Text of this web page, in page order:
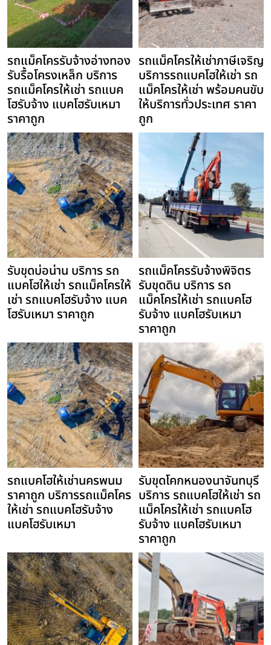
รถแม็คโครรับจ้างอ่างทอง
รับรื้อโครงเหล็ก บริการ
รถแม็คโครให้เช่า รถแบค
โฮรับจ้าง แบคโฮรับเหมา
ราคาถูก
รถแม็คโครให้เช่าภาษีเจริญ
บริการรถแบคโฮให้เช่า รถ
แม็คโครให้เช่า พร้อมคนขับ
ให้บริการทั่วประเทศ ราคา
ถูก
รับขุดบ่อน่าน บริการ รถ
แบคโฮให้เช่า รถแม็คโครให้
เช่า รถแบคโฮรับจ้าง แบค
โฮรับเหมา ราคาถูก
รถแม็คโครรับจ้างพิจิตร
รับขุดดิน บริการ รถ
แม็คโครให้เช่า รถแบคโฮ
รับจ้าง แบคโฮรับเหมา
ราคาถูก
รถแบคโฮให้เช่านครพนม
ราคาถูก บริการรถแม็คโคร
ให้เช่า รถแบคโฮรับจ้าง
แบคโฮรับเหมา
รับขุดโคกหนองนาจันทบุรี
บริการ รถแบคโฮให้เช่า รถ
แม็คโครให้เช่า รถแบคโฮ
รับจ้าง แบคโฮรับเหมา
ราคาถูก